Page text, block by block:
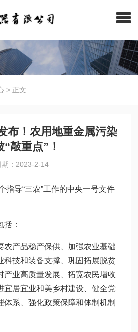
> 正文
布！农用地重金属污染
“敲重点”！
期：2023-2-14
指导“三农”工作的中央一号文件
括：
农产品稳产保供、加强农业基础
科技和装备支撑、巩固拓展脱贫
产业高质量发展、拓宽农民增收
宜居宜业和美乡村建设、健全党
体系、强化政策保障和体制机制